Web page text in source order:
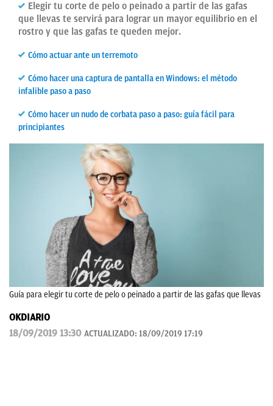
Elegir tu corte de pelo o peinado a partir de las gafas
que llevas te servirá para lograr un mayor equilibrio en el
rostro y que las gafas te queden mejor.
Cómo actuar ante un terremoto
Cómo hacer una captura de pantalla en Windows: el método
infalible paso a paso
Cómo hacer un nudo de corbata paso a paso: guía fácil para
principiantes
Guía para elegir tu corte de pelo o peinado a partir de las gafas que llevas
OKDIARIO
18/09/2019 13:30 ACTUALIZADO: 18/09/2019 17:19